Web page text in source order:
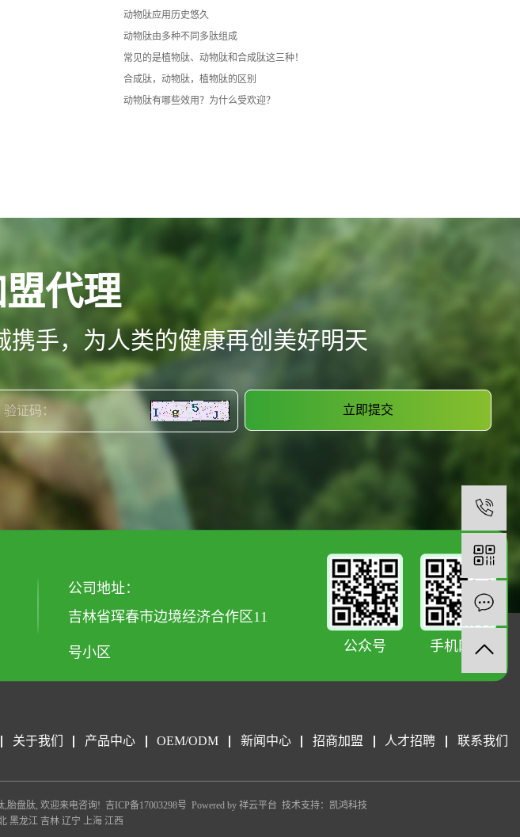
动物肽应用历史悠久
动物肽由多种不同多肽组成
常见的是植物肽、动物肽和合成肽这三种！
合成肽，动物肽，植物肽的区别
动物肽有哪些效用？为什么受欢迎？
代理
手，为人类的健康再创美好明天
公司地址：
吉林省珲春市边境经济合作区11
号小区 公众号 手机网站
关于我们 产品中心 OEM/ODM 新闻中心 招商加盟 人才招聘 联系我们
,胎盘肽, 欢迎来电咨询! 吉ICP备17003298号 Powered by 祥云平台 技术支持： 凯鸿科技
黑龙江 吉林 辽宁 上海 江西